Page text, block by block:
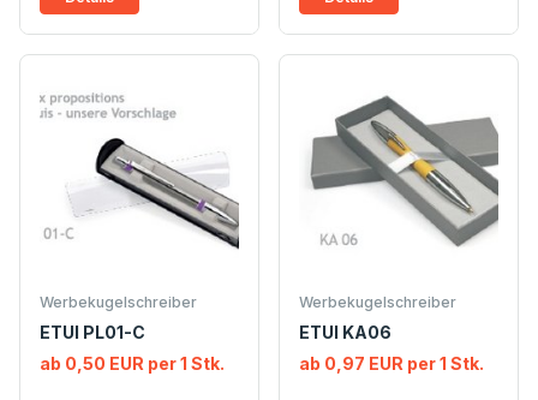
Werbekugelschreiber
ETUI PL01-C
ab 0,50 EUR per 1 Stk.
Werbekugelschreiber
ETUI KA06
ab 0,97 EUR per 1 Stk.